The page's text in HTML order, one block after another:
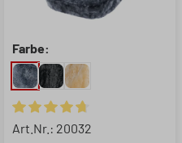
4.74 von 5 Sternen
Farbe:
Durchschnittliche Bewertung
Art.Nr.: 20032